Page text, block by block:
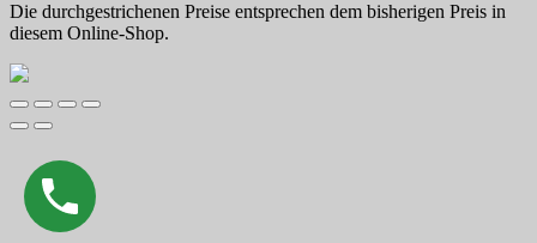
Die durchgestrichenen Preise entsprechen dem bisherigen Preis in
diesem Online-Shop.